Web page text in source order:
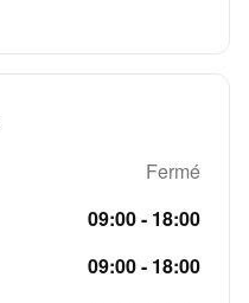
Fermé
09:00 - 18:00
09:00 - 18:00